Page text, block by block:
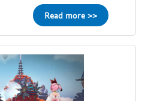
Read more >>